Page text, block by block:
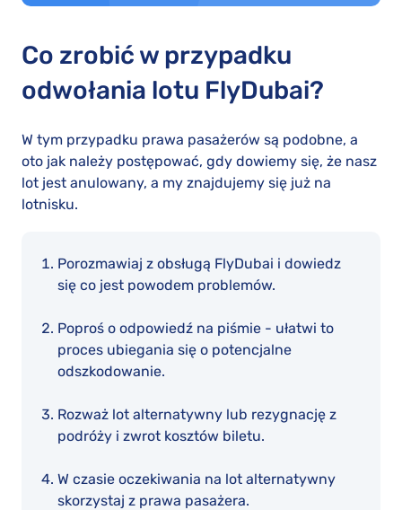
Co zrobić w przypadku
odwołania lotu FlyDubai?
W tym przypadku prawa pasażerów są podobne, a
oto jak należy postępować, gdy dowiemy się, że nasz
lot jest anulowany, a my znajdujemy się już na
lotnisku.
Porozmawiaj z obsługą FlyDubai i dowiedz
się co jest powodem problemów.
Poproś o odpowiedź na piśmie - ułatwi to
proces ubiegania się o potencjalne
odszkodowanie.
Rozważ lot alternatywny lub rezygnację z
podróży i zwrot kosztów biletu.
W czasie oczekiwania na lot alternatywny
skorzystaj z prawa pasażera.